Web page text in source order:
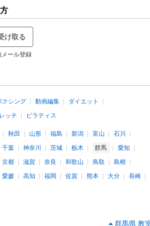
け取る
ール登録
クシング 動画編集
ダイエット
ッチ ピラティス
秋田 山形 福島 新潟 富山
石川
千葉 神奈川 茨城 栃木 群馬
愛知
京都 滋賀 奈良 和歌山 鳥取
島根
愛媛 高知 福岡 佐賀 熊本 大分
長崎
群馬県 教